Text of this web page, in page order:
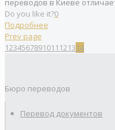
переводов в Киеве
Do you like it?0
Подробнее
Prev page
1234567891011 121314
Бюро переводов
Перевод документов